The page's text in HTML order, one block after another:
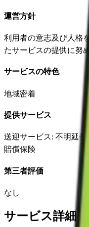
運営方針
利用者の意志及び人格
たサービスの提供に努
サービスの特色
地域密着
提供サービス
送迎サービス: 不明延長
賠償保険
第三者評価
なし
サービス詳細